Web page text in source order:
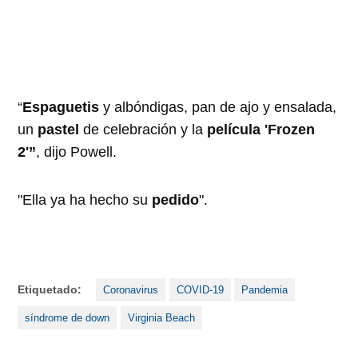
“Espaguetis y albóndigas, pan de ajo y ensalada,
un pastel de celebración y la película 'Frozen
2'”, dijo Powell.
"Ella ya ha hecho su pedido".
Etiquetado: Coronavirus COVID-19 Pandemia
síndrome de down Virginia Beach